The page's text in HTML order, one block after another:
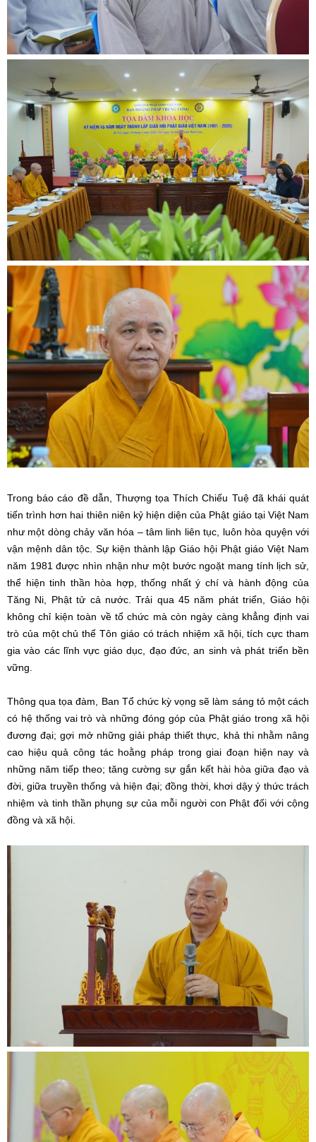
Trong báo cáo đề dẫn, Thượng tọa Thích Chiếu Tuệ đã khái quát
tiến trình hơn hai thiên niên kỷ hiện diện của Phật giáo tại Việt Nam
như một dòng chảy văn hóa – tâm linh liên tục, luôn hòa quyện với
vận mệnh dân tộc. Sự kiện thành lập Giáo hội Phật giáo Việt Nam
năm 1981 được nhìn nhận như một bước ngoặt mang tính lịch sử,
thể hiện tinh thần hòa hợp, thống nhất ý chí và hành động của
Tăng Ni, Phật tử cả nước. Trải qua 45 năm phát triển, Giáo hội
không chỉ kiện toàn về tổ chức mà còn ngày càng khẳng định vai
trò của một chủ thể Tôn giáo có trách nhiệm xã hội, tích cực tham
gia vào các lĩnh vực giáo dục, đạo đức, an sinh và phát triển bền
vững.
Thông qua tọa đàm, Ban Tổ chức kỳ vọng sẽ làm sáng tỏ một cách
có hệ thống vai trò và những đóng góp của Phật giáo trong xã hội
đương đại; gợi mở những giải pháp thiết thực, khả thi nhằm nâng
cao hiệu quả công tác hoằng pháp trong giai đoạn hiện nay và
những năm tiếp theo; tăng cường sự gắn kết hài hòa giữa đạo và
đời, giữa truyền thống và hiện đại; đồng thời, khơi dậy ý thức trách
nhiệm và tinh thần phụng sự của mỗi người con Phật đối với cộng
đồng và xã hội.